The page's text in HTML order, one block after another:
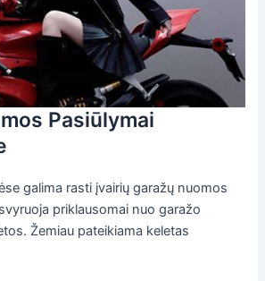
Pasiūlymai
galima rasti įvairių garažų nuomos
priklausomai nuo garažo
Žemiau pateikiama keletas